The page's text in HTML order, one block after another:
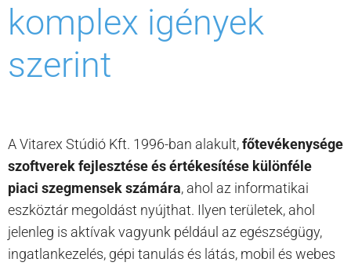
komplex igények
szerint
A Vitarex Stúdió Kft. 1996-ban alakult,főtevékenysége
szoftverek fejlesztése és értékesítése különféle
piaci szegmensek számára, ahol az informatikai
eszköztár megoldást nyújthat. Ilyen területek, ahol
jelenleg is aktívak vagyunk például az egészségügy,
ingatlankezelés, gépi tanulás és látás, mobil és webes